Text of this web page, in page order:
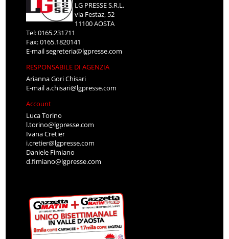
LG PRESSE S.R.L.
via Festaz, 52
11100 AOSTA
Tel: 0165.231711
Fax: 0165.1820141
E-mailsegreteria@lgpresse.com
RESPONSABILE DI AGENZIA
Arianna Gori Chisari
E-maila.chisari@lgpresse.com
Account
Luca Torino
l.torino@lgpresse.com
Ivana Cretier
i.cretier@lgpresse.com
Daniele Fimiano
d.fimiano@lgpresse.com